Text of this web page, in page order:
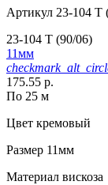
Артикул 23-104 T
23-104 T (90/06)
11мм
175.55 р.
По 25 м
Цвет кремовый
Размер 11мм
Материал вискоза